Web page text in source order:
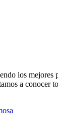
los mejores
a conocer